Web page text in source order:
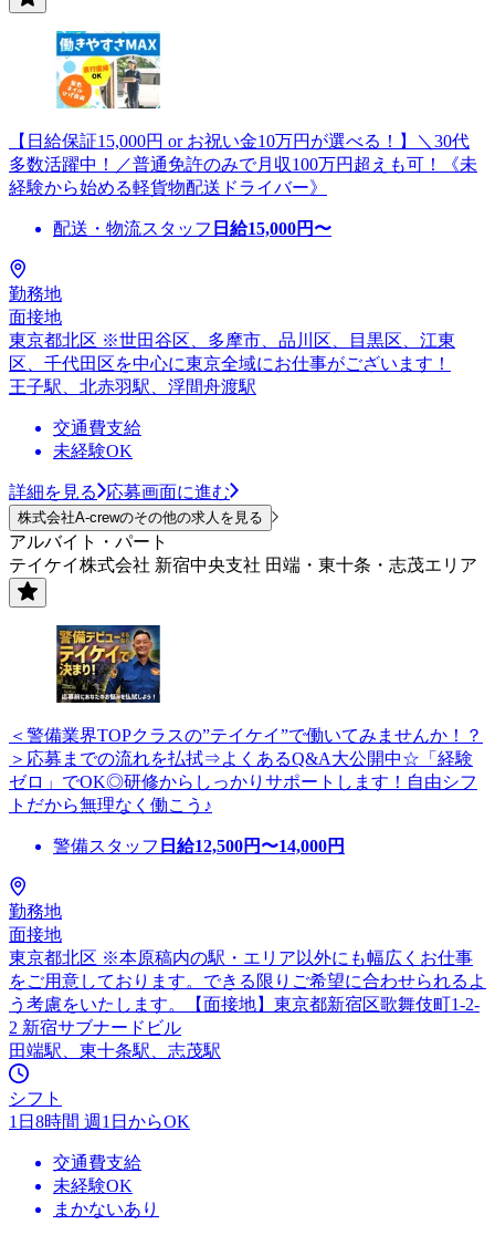
【日給保証15,000円 or お祝い金10万円が選べる！】＼30代
多数活躍中！／普通免許のみで月収100万円超えも可！《未
経験から始める軽貨物配送ドライバー》
配送・物流スタッフ 日給15,000円〜
勤務地
面接地
東京都北区 ※世田谷区、多摩市、品川区、目黒区、江東
区、千代田区を中心に東京全域にお仕事がございます！
王子駅、北赤羽駅、浮間舟渡駅
交通費支給
未経験OK
詳細を見る 応募画面に進む
株式会社A-crewのその他の求人を見る
アルバイト・パート
テイケイ株式会社 新宿中央支社 田端・東十条・志茂エリア
＜警備業界TOPクラスの”テイケイ”で働いてみませんか！？
＞応募までの流れを払拭⇒よくあるQ&A大公開中☆「経験
ゼロ」でOK◎研修からしっかりサポートします！自由シフ
トだから無理なく働こう♪
警備スタッフ 日給12,500円〜14,000円
勤務地
面接地
東京都北区 ※本原稿内の駅・エリア以外にも幅広くお仕事
をご用意しております。できる限りご希望に合わせられるよ
う考慮をいたします。【面接地】東京都新宿区歌舞伎町1-2-
2 新宿サブナードビル
田端駅、東十条駅、志茂駅
シフト
1日8時間 週1日からOK
交通費支給
未経験OK
まかないあり